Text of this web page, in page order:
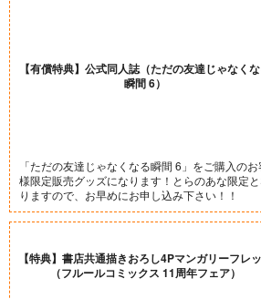
【有償特典】公式同人誌（ただの友達じゃなく
瞬間 6）
「ただの友達じゃなくなる瞬間 6」をご購入のお
様限定販売グッズになります！とらのあな限定
りますので、お早めにお申し込み下さい！！
【特典】書店共通描きおろし4Pマンガリーフレ
（フルールコミックス 11周年フェア）